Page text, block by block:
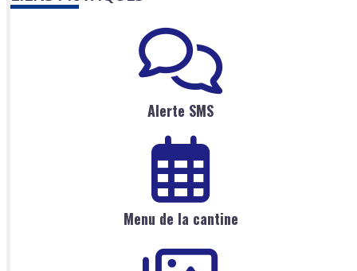
Alerte SMS
Menu de la cantine